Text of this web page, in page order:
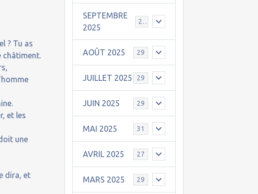
? Tu as
châtiment.
et les
une
dira, et
SEPTEMBRE
2025
25
AOÛT 2025 29
JUILLET 2025 29
JUIN 2025 29
MAI 2025 31
AVRIL 2025 27
MARS 2025 29